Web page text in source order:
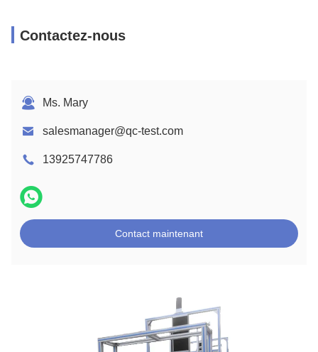
Contactez-nous
Ms. Mary
salesmanager@qc-test.com
13925747786
Contact maintenant